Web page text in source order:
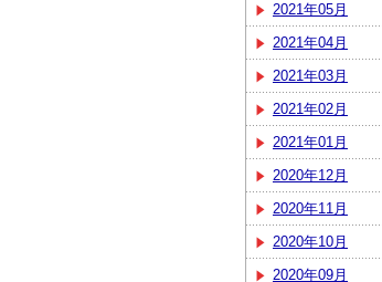
2021年05月
2021年04月
2021年03月
2021年02月
2021年01月
2020年12月
2020年11月
2020年10月
2020年09月